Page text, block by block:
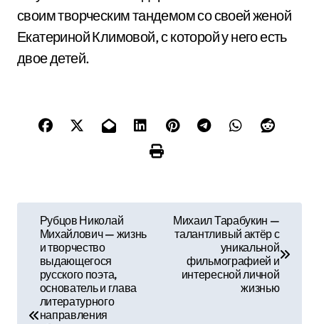
своим творческим тандемом со своей женой
Екатериной Климовой, с которой у него есть
двое детей.
Рубцов Николай
Михайлович — жизнь
и творчество
выдающегося
русского поэта,
основатель и глава
литературного
направления
Михаил Тарабукин —
талантливый актёр с
уникальной
фильмографией и
интересной личной
жизнью